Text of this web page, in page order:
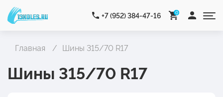
+7 (952) 384-47-16 0
Главная Шины 315/70 R17
Шины 315/70 R17